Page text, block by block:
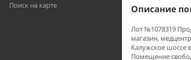
Поиск на карте Описание
Лот №1078319
магазин,
Калужское
Помещение